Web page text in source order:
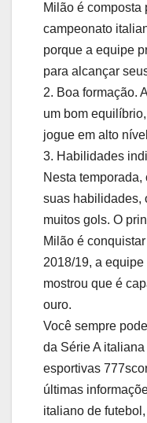
Milão é
campeonato
porque a equipe
para alcançar
2. Boa formação.
um bom
jogue em alto
3. Habilidades
Nesta
suas habilidades,
muitos gols. O
Milão é
2018/19, a
mostrou que é
ouro.
Você sempre
da Série A
esportivas
últimas
italiano de